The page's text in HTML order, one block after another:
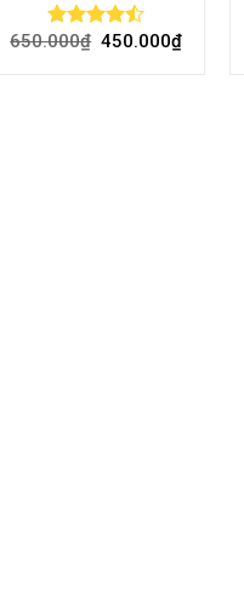
Rated
650.000₫ 450.000₫